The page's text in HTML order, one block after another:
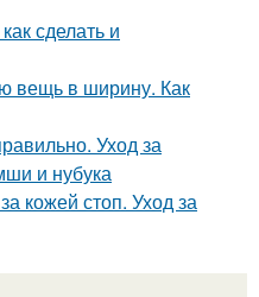
сделать и
вещь в ширину. Как
Уход за
и нубука
кожей стоп. Уход за